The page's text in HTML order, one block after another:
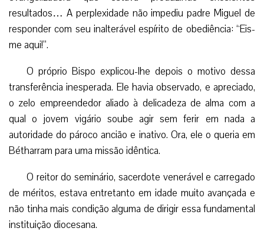
resultados… A perplexidade não impediu padre Miguel de
responder com seu inalterável espírito de obediência: “Eis-
me aqui!”.
O próprio Bispo explicou-lhe depois o motivo dessa
transferência inesperada. Ele havia observado, e apreciado,
o zelo empreendedor aliado à delicadeza de alma com a
qual o jovem vigário soube agir sem ferir em nada a
autoridade do pároco ancião e inativo. Ora, ele o queria em
Bétharram para uma missão idêntica.
O reitor do seminário, sacerdote venerável e carregado
de méritos, estava entretanto em idade muito avançada e
não tinha mais condição alguma de dirigir essa fundamental
instituição diocesana.